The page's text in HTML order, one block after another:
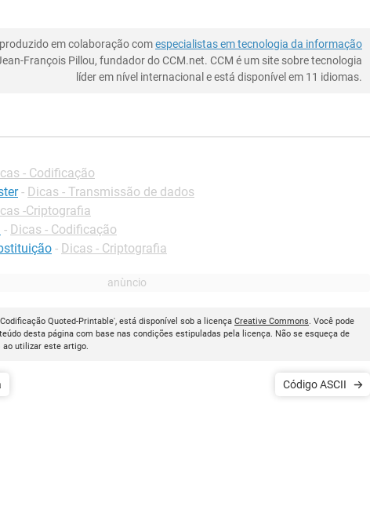
em colaboração comespecialistas em tecnologia da informação
François Pillou, fundador do CCM.net. CCM é um site sobre tecnologia
líder em nível internacional e está disponível em 11 idiomas.
- Codificação
- Dicas - Transmissão de dados
-Criptografia
- Dicas - Codificação
- Dicas - Criptografia
Quoted-Printable', está disponível sob a licença Creative Commons. Você pode
desta página com base nas condições estipuladas pela licença. Não se esqueça de
ao utilizar este artigo.
Código ASCII